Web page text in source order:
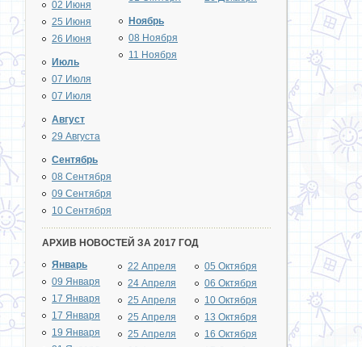
02 Июня
25 Июня
26 Июня
Июль
07 Июля
07 Июля
Август
29 Августа
Сентябрь
08 Сентября
09 Сентября
10 Сентября
Ноябрь
08 Ноября
11 Ноября
АРХИВ НОВОСТЕЙ ЗА 2017 ГОД
Январь
09 Января
17 Января
17 Января
19 Января
22 Апреля
24 Апреля
25 Апреля
25 Апреля
25 Апреля
05 Октября
06 Октября
10 Октября
13 Октября
16 Октября